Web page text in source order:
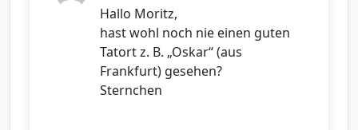
Hallo Moritz,
hast wohl noch nie einen guten
Tatort z. B. „Oskar“ (aus
Frankfurt) gesehen?
Sternchen